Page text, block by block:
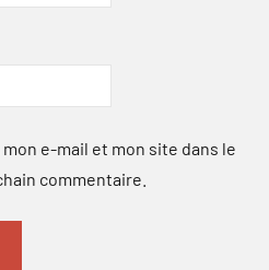
e-mail et mon site dans le
commentaire.